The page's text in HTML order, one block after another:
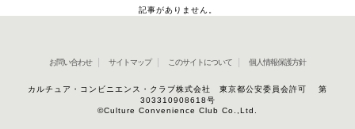
記事がありません。
お問い合わせ サイトマップ このサイトについて 個人情報保護方針
カルチュア・コンビニエンス・クラブ株式会社 東京都公安委員会許可 第
303310908618号
©Culture Convenience Club Co.,Ltd.